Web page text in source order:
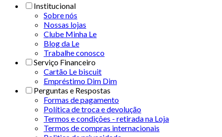
Institucional
Sobre nós
Nossas lojas
Clube Minha Le
Blog da Le
Trabalhe conosco
Serviço Financeiro
Cartão Le biscuit
Empréstimo Dim Dim
Perguntas e Respostas
Formas de pagamento
Política de troca e devolução
Termos e condições - retirada na Loja
Termos de compras internacionais